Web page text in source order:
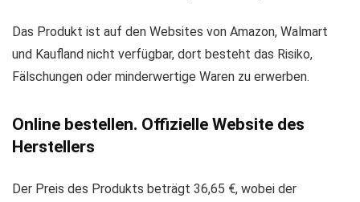
Das Produkt ist auf den Websites von Amazon, Walmart
und Kaufland nicht verfügbar, dort besteht das Risiko,
Fälschungen oder minderwertige Waren zu erwerben.
Online bestellen. Offizielle Website des
Herstellers
Der Preis des Produkts beträgt 36,65 €, wobei der